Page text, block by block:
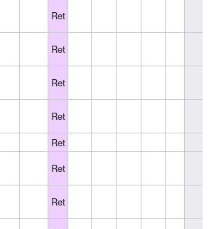
Ret
Ret
Ret
Ret
Ret
Ret
Ret